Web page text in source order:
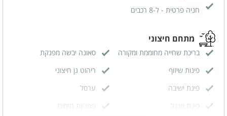
חניה פרטית - ל-8 רכבים
מתחם חיצוני
בריכת שחייה מחוממת ומקורה
סאונה יבשה מפנקת
פינות שיזוף
ריהוט גן חיצוני
פינת ישיבה
ערסל
פינת מנגל
פטריות חימום